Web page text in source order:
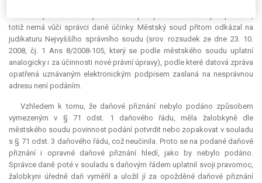
totiž nemá vůči správci daně účinky. Městský soud přitom odkázal na
judikaturu Nejvyššího správního soudu (srov. rozsudek ze dne 23. 10.
2008, čj. 1 Ans 8/2008-105, který se podle městského soudu uplatní
analogicky i za účinnosti nové právní úpravy), podle které datová zpráva
opatřená uznávaným elektronickým podpisem zaslaná na nesprávnou
adresu není podáním.
Vzhledem k tomu, že daňové přiznání nebylo podáno způsobem
vymezeným v § 71 odst. 1 daňového řádu, měla žalobkyně dle
městského soudu povinnost podání potvrdit nebo zopakovat v souladu
s § 71 odst. 3 daňového řádu, což neučinila. Proto se na podané daňové
přiznání i opravné daňové přiznání hledí, jako by nebylo podáno.
Správce daně poté v souladu s daňovým řádem uplatnil svoji pravomoc,
žalobkyni úředně daň vyměřil a uložil jí za opožděné daňové přiznání